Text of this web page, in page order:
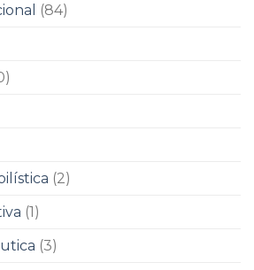
(84)
(2)
(1)
(3)